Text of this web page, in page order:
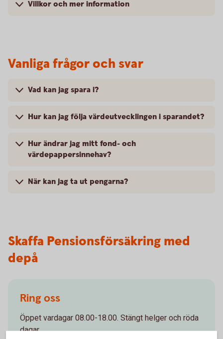
Villkor och mer information
Vanliga frågor och svar
Vad kan jag spara i?
Hur kan jag följa värdeutvecklingen i sparandet?
Hur ändrar jag mitt fond- och
värdepappersinnehav?
När kan jag ta ut pengarna?
Skaffa Pensionsförsäkring med
depå
Ring oss
Öppet vardagar 08.00-18.00. Stängt helger och röda
dagar.